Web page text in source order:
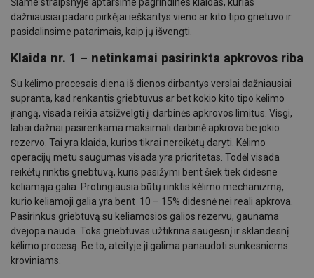
dažniausiai padaro pirkėjai ieškantys vieno ar kito tipo grietuvo ir
pasidalinsime patarimais, kaip jų išvengti.
Klaida nr. 1 – netinkamai pasirinkta apkrovos riba
Su kėlimo procesais diena iš dienos dirbantys verslai dažniausiai
supranta, kad renkantis griebtuvus ar bet kokio kito tipo kėlimo
įrangą, visada reikia atsižvelgti į darbinės apkrovos limitus. Visgi,
labai dažnai pasirenkama maksimali darbinė apkrova be jokio
rezervo. Tai yra klaida, kurios tikrai nereikėtų daryti. Kėlimo
operacijų metu saugumas visada yra prioritetas. Todėl visada
reikėtų rinktis griebtuvą, kuris pasižymi bent šiek tiek didesne
keliamąja galia. Protingiausia būtų rinktis kėlimo mechanizmą,
kurio keliamoji galia yra bent 10 – 15% didesnė nei reali apkrova.
Pasirinkus griebtuvą su keliamosios galios rezervu, gaunama
dvejopa nauda. Toks griebtuvas užtikrina saugesnį ir sklandesnį
kėlimo procesą. Be to, ateityje jį galima panaudoti sunkesniems
kroviniams.